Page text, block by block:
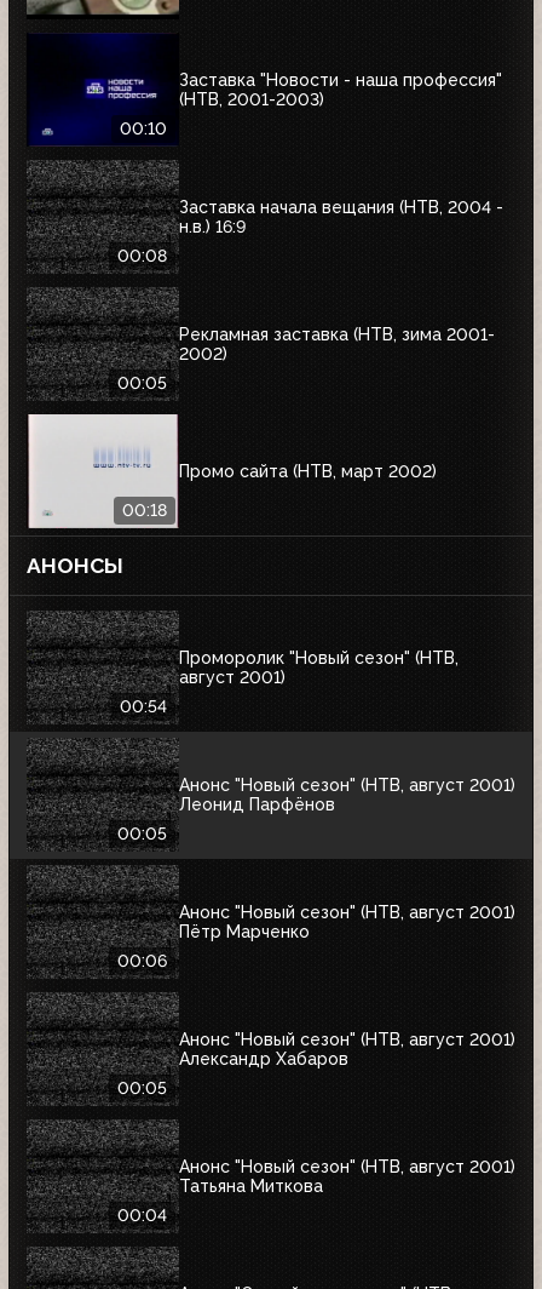
00:10
Заставка "Новости - наша профессия"
(НТВ, 2001-2003)
00:08
Заставка начала вещания (НТВ, 2004 -
н.в.) 16:9
00:05
Рекламная заставка (НТВ, зима 2001-
2002)
00:18
Промо сайта (НТВ, март 2002)
АНОНСЫ
00:54
Проморолик "Новый сезон" (НТВ,
август 2001)
00:05
Анонс "Новый сезон" (НТВ, август 2001)
Леонид Парфёнов
00:06
Анонс "Новый сезон" (НТВ, август 2001)
Пётр Марченко
00:05
Анонс "Новый сезон" (НТВ, август 2001)
Александр Хабаров
00:04
Анонс "Новый сезон" (НТВ, август 2001)
Татьяна Миткова